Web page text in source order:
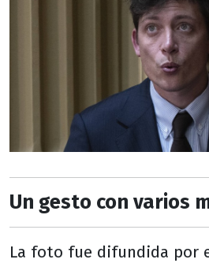
Un gesto con varios
La foto fue difundida por